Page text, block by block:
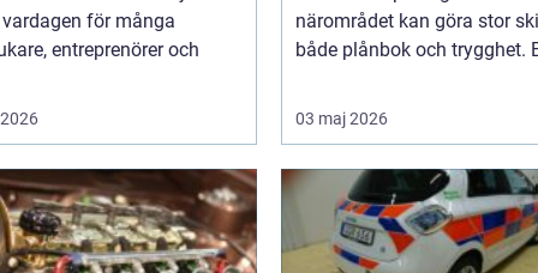
för många
entreprenörer och
närområdet kan göra stor
både plånbok och trygghet.
03 maj 2026